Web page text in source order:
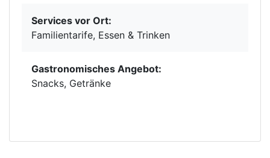
Services vor Ort:
Familientarife, Essen & Trinken
Gastronomisches Angebot:
Snacks, Getränke